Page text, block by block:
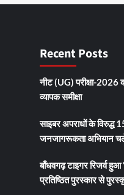
Recent Posts
नीट (UG) परीक्षा-2026
व्यापक समीक्षा
साइबर अपराधों के विरुद्ध
जनजागरूकता अभियान
बाँधवगढ़ टाइगर रिजर्व
प्रतिष्ठित पुरस्कार से